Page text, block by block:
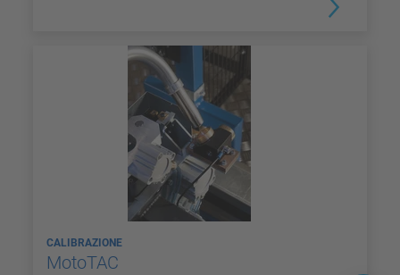
CALIBRAZIONE
MotoTAC